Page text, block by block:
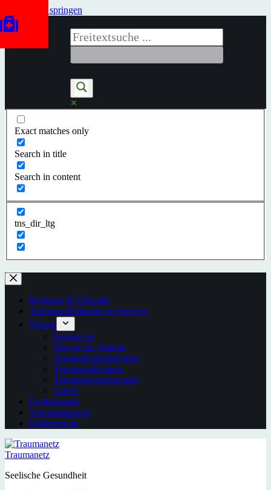
Zum Inhalt springen
Exact matches only
Search in title
Search in content
tns_dir_ltg
Beratung & Therapie
Traumaambulanzen in Sachsen
Wissen
Resourcen
Was ist ein Trauma
Traumafolgestörungen
Traumagedächtnis
Traumafolgestörungen
Trauer
Professionals
Veranstaltungen
Förderverein
Traumanetz
Seelische Gesundheit